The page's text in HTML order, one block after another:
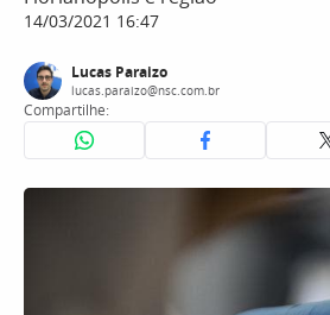
14/03/2021 16:47
Lucas Paraizo
lucas.paraizo@nsc.com.br
Compartilhe: